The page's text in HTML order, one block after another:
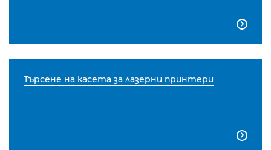

Търсене на касета за лазерни принтери
